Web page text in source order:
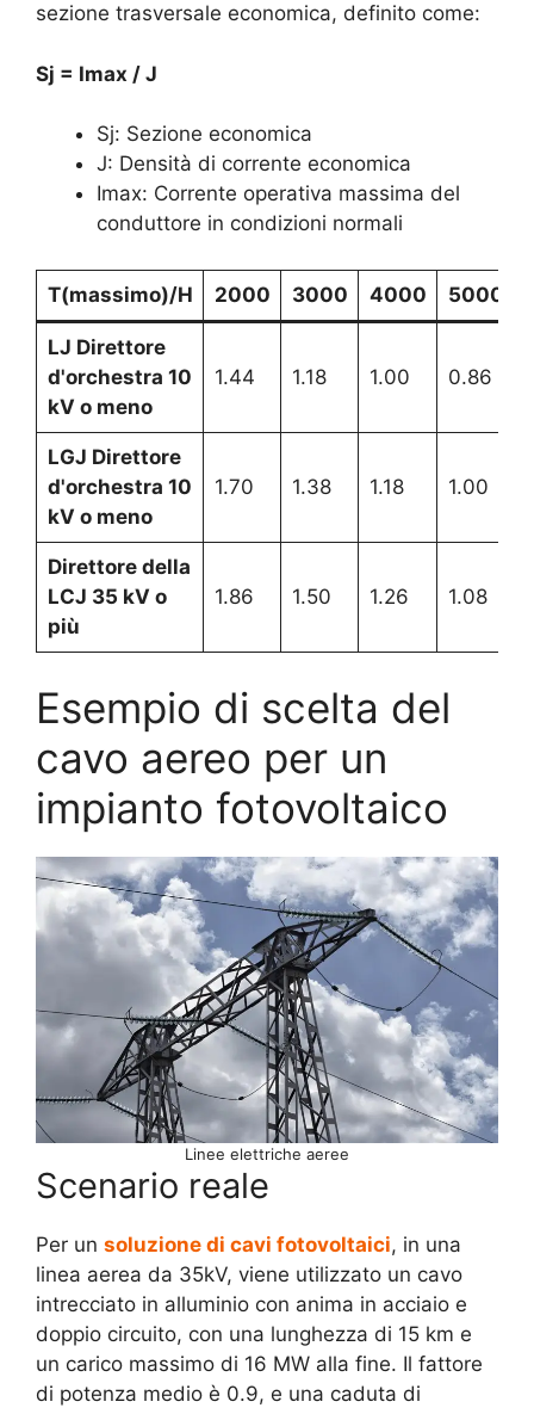
sezione trasversale economica, definito come:
Sj = Imax / J
Sj: Sezione economica
J: Densità di corrente economica
Imax: Corrente operativa massima del
conduttore in condizioni normali
T(massimo)/H 2000 3000 4000 5000
LJ Direttore
d'orchestra 10
kV o meno
1.44 1.18 1.00 0.86
LGJ Direttore
d'orchestra 10
kV o meno
1.70 1.38 1.18 1.00
Direttore della
LCJ 35 kV o
più
1.86 1.50 1.26 1.08
Esempio di scelta del
cavo aereo per un
impianto fotovoltaico
Linee elettriche aeree
Scenario reale
Per un soluzione di cavi fotovoltaici, in una
linea aerea da 35kV, viene utilizzato un cavo
intrecciato in alluminio con anima in acciaio e
doppio circuito, con una lunghezza di 15 km e
un carico massimo di 16 MW alla fine. Il fattore
di potenza medio è 0.9, e una caduta di